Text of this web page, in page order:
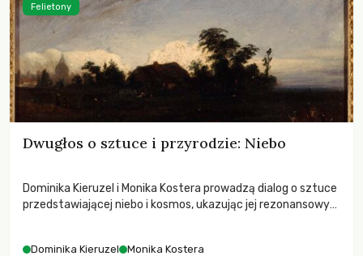
Dwugłos o sztuce i przyrodzie: Niebo
Dominika Kieruzel i Monika Kostera prowadzą dialog o sztuce
przedstawiającej niebo i kosmos, ukazując jej rezonansowy
Dominika Kieruzel Monika Kostera
Felietony